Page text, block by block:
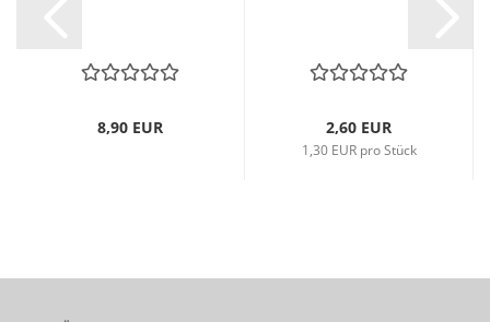
8,90 EUR 2,60 EUR
1,30 EUR pro Stück